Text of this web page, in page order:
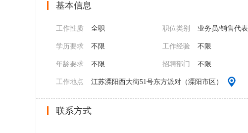
基本信息
工作性质 全职 职位类别 业务员/销售代表
学历要求 不限 工作经验 不限
年龄要求 不限 招聘部门 不限
工作地点 江苏溧阳西大街51号东方派对（溧阳市区）
联系方式